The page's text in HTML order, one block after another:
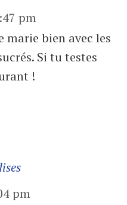
pm
marie bien avec les
Si tu testes
!
pm